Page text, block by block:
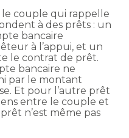
le couple qui rappelle
à des prêts : un
bancaire
à l’appui, et un
le contrat de prêt.
bancaire ne
par le montant
Et pour l’autre prêt
entre le couple et
n’est même pas